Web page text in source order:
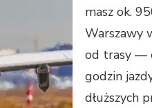
masz ok.
Warszawy
od trasy —
godzin
dłuższych